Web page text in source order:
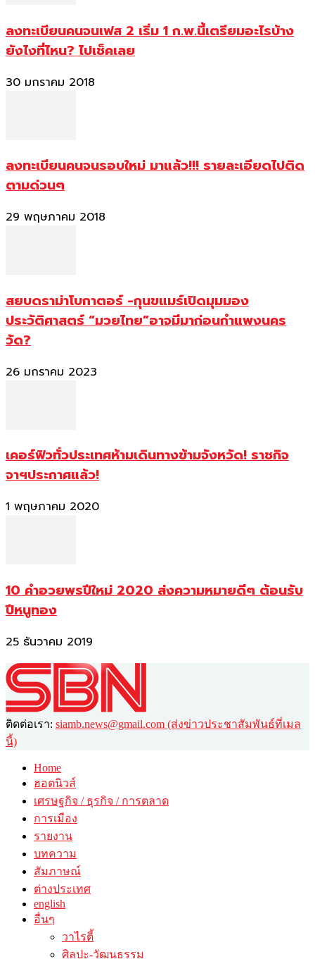
ลงทะเบียนคนจนเฟส 2 เริ่ม 1 ก.พ.นี้เตรียมอะไรบ้าง
ยังไงที่ไหน? ไปเช็คเลย
30 มกราคม 2018
ลงทะเบียนคนจนรอบใหม่ มาแล้ว!!! รายละเอียดไปติด
ตามด่วนๆ
29 พฤษภาคม 2018
สยบดราม่าโบกาตอร์ -กุนขแมร์เปิดมุมมอง
ประวัติศาสตร์ “มวยไทย”อาจมีมาก่อนกำแพงนคร
วัด?
26 มกราคม 2023
เคอร์ฟิวทั่วประเทศห้ามเดินทางข้ามจังหวัด! ราชกิจ
จาฯประกาศแล้ว!
1 พฤษภาคม 2020
10 คำอวยพรปีใหม่ 2020 ส่งความหมายดีๆ ต้อนรับ
ปีหนูทอง
25 ธันวาคม 2019
ติดต่อเรา: siamb.news@gmail.com (ส่งข่าวประชาสัมพันธ์ที่เมล
นี้)
Home
ฮอตนิวส์
เศรษฐกิจ / ธุรกิจ / การตลาด
การเมือง
รายงาน
บทความ
สัมภาษณ์
ต่างประเทศ
english
อื่นๆ
วาไรตี้
ศิลปะ-วัฒนธรรม